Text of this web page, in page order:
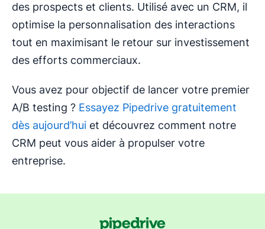
des prospects et clients. Utilisé avec un CRM, il
optimise la personnalisation des interactions
tout en maximisant le retour sur investissement
des efforts commerciaux.
Vous avez pour objectif de lancer votre premier
A/B testing ? Essayez Pipedrive gratuitement
dès aujourd’hui et découvrez comment notre
CRM peut vous aider à propulser votre
entreprise.